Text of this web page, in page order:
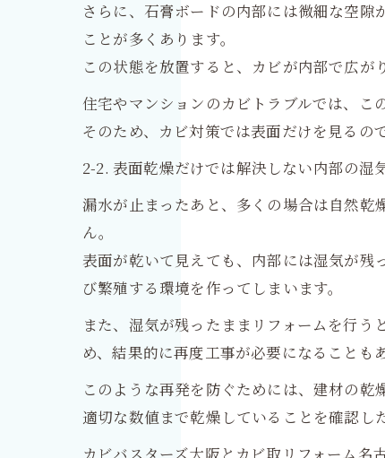
さらに、石膏ボードの内部には微細な空
ことが多くあります。
この状態を放置すると、カビが内部で広が
住宅やマンションのカビトラブルでは、こ
そのため、カビ対策では表面だけを見るの
2-2. 表面乾燥だけでは解決しない内部の湿
漏水が止まったあと、多くの場合は自然
ん。
表面が乾いて見えても、内部には湿気が
び繁殖する環境を作ってしまいます。
また、湿気が残ったままリフォームを行
め、結果的に再度工事が必要になることも
このような再発を防ぐためには、建材の乾
適切な数値まで乾燥していることを確認し